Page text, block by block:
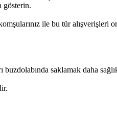
gösterin.
ile bu tür alışverişleri
saklamak daha